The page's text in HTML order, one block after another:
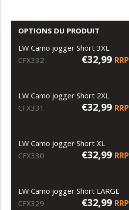
OPTIONS DU PRODUIT
LW Camo jogger Short 3XL
CFX332
€32,99 RRP
LW Camo jogger Short 2XL
CFX331
€32,99 RRP
LW Camo jogger Short XL
CFX330
€32,99 RRP
LW Camo jogger Short LARGE
CFX329
€32,99 RRP